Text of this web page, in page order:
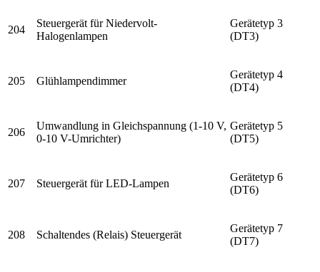
204
Steuergerät für Niedervolt-
Halogenlampen
Gerätetyp 3
(DT3)
205 Glühlampendimmer
Gerätetyp 4
(DT4)
206
Umwandlung in Gleichspannung (1-10 V,
0-10 V-Umrichter)
Gerätetyp 5
(DT5)
207 Steuergerät für LED-Lampen
Gerätetyp 6
(DT6)
208 Schaltendes (Relais) Steuergerät
Gerätetyp 7
(DT7)